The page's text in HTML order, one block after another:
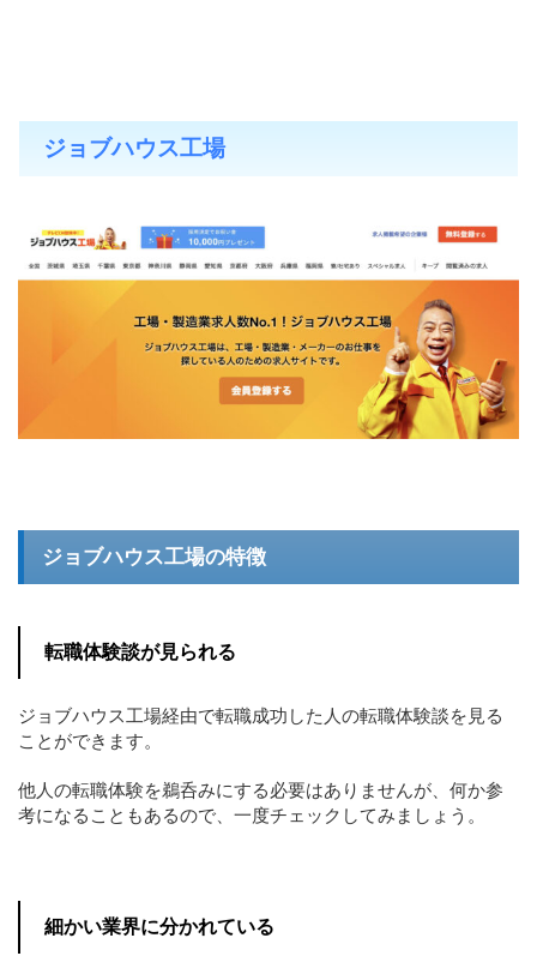
ジョブハウス工場
ジョブハウス工場の特徴
転職体験談が見られる
ジョブハウス工場経由で転職成功した人の転職体験談を見る
ことができます。
他人の転職体験を鵜呑みにする必要はありませんが、何か参
考になることもあるので、一度チェックしてみましょう。
細かい業界に分かれている